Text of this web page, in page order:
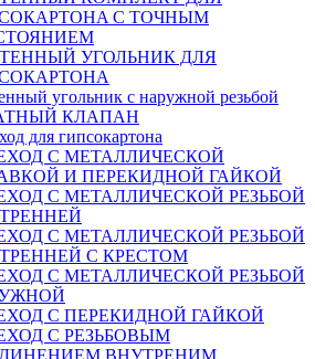
С ТОЧНЫМ
УГОЛЬНИК ДЛЯ
угольник с наружной резьбой
КЛАПАН
для гипсокартона
С МЕТАЛЛИЧЕСКОЙ
И ПЕРЕКИДНОЙ ГАЙКОЙ
С МЕТАЛЛИЧЕСКОЙ РЕЗЬБОЙ
С МЕТАЛЛИЧЕСКОЙ РЕЗЬБОЙ
С КРЕСТОМ
С МЕТАЛЛИЧЕСКОЙ РЕЗЬБОЙ
С ПЕРЕКИДНОЙ ГАЙКОЙ
С РЕЗЬБОВЫМ